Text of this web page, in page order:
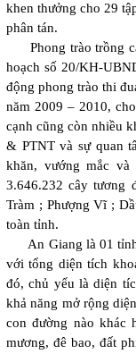
khen thưởng cho 29
phân tán.
Phong trào trồng
hoạch số 20/KH-
động phong trào thi
năm 2009 – 2010,
cạnh cũng còn nhiều
& PTNT và sự quan
khăn, vướng mắc
3.646.232 cây tương
Tràm ; Phượng Vĩ ;
toàn tỉnh.
An Giang là 01 tỉnh
với tổng diện tích
đó, chủ yếu là diện
khả năng mở rộng
con đường nào khác
mương, đê bao, đất